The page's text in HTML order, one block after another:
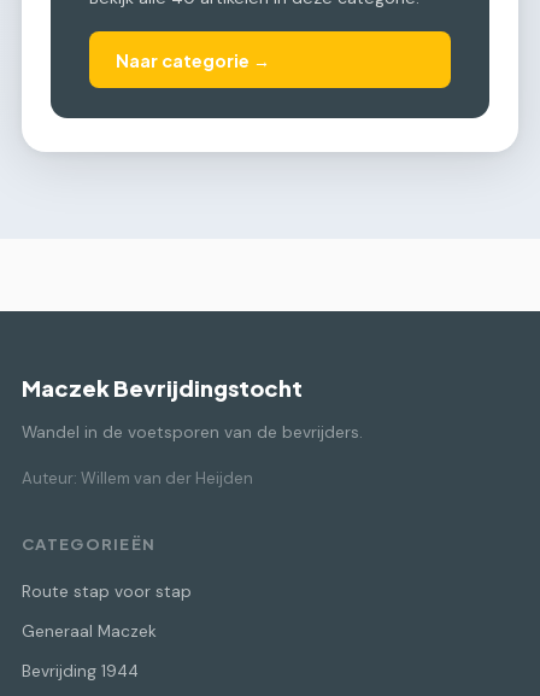
Naar categorie →
Maczek Bevrijdingstocht
Wandel in de voetsporen van de bevrijders.
Auteur: Willem van der Heijden
CATEGORIEËN
Route stap voor stap
Generaal Maczek
Bevrijding 1944